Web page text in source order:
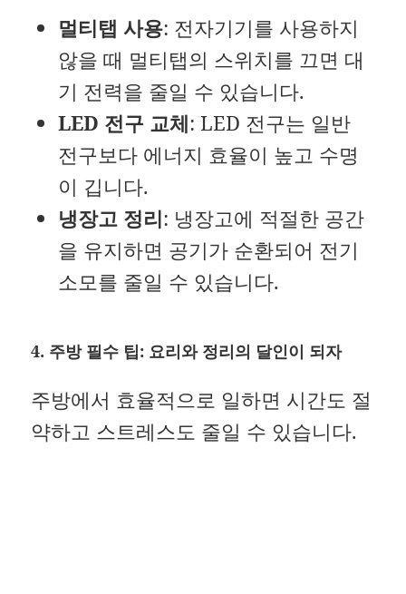
멀티탭 사용: 전자기기를 사용하지
않을 때 멀티탭의 스위치를 끄면 대
기 전력을 줄일 수 있습니다.
LED 전구 교체: LED 전구는 일반
전구보다 에너지 효율이 높고 수명
이 깁니다.
냉장고 정리: 냉장고에 적절한 공간
을 유지하면 공기가 순환되어 전기
소모를 줄일 수 있습니다.
4. 주방 필수 팁: 요리와 정리의 달인이 되자
주방에서 효율적으로 일하면 시간도 절
약하고 스트레스도 줄일 수 있습니다.